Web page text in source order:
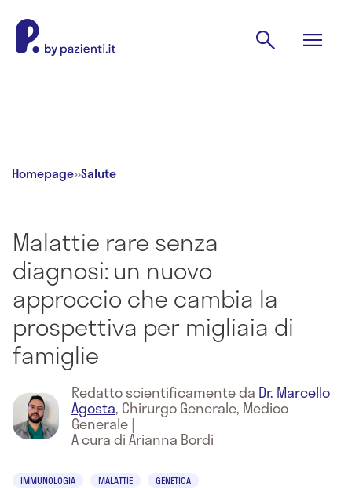
Homepage»Salute
Malattie rare senza
diagnosi: un nuovo
approccio che cambia la
prospettiva per migliaia di
famiglie
Redatto scientificamente da Dr. Marcello
Agosta, Chirurgo Generale, Medico
Generale|
A cura di Arianna Bordi
IMMUNOLOGIA MALATTIE GENETICA